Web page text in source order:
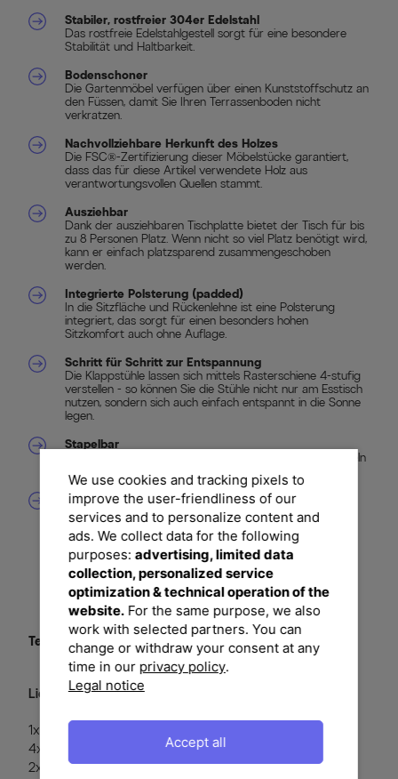
Stabiler, rostfreier 304er Edelstahl
Das rostfreie Edelstahlgestell sorgt für eine besondere
Stabilität und Haltbarkeit.
Bodenschoner
Die Gartenmöbel verfügen über einen Kunststoffschutz an
den Füssen, damit Sie Ihren Terrassenboden nicht
verkratzen.
Nachvollziehbare Herkunft des Holzes
Die FSC®-Zertifizierung dieser Möbelstücke garantiert,
dass das für diese Artikel verwendete Holz aus
verantwortungsvollen Quellen stammt.
Ausziehbar
Dank der ausziehbaren Tischplatte bietet der Tisch für bis
zu 8 Personen Platz. Wenn nicht so viel Platz benötigt wird,
kann er einfach platzsparend zusammengeschoben
werden.
Integrierte Polsterung (padded)
In die Sitzfläche und Rückenlehne ist eine Polsterung
integriert, das sorgt für einen besonders hohen
Sitzkomfort auch ohne Auflage.
Schritt für Schritt zur Entspannung
Die Klappstühle lassen sich mittels Rasterschiene 4-stufig
verstellen - so können Sie die Stühle nicht nur am Esstisch
nutzen, sondern sich auch einfach entspannt in die Sonne
legen.
Stapelbar
Dank ihrer besonderen Form lassen sich die Stühle stapeln
und damit platzsparend verstauen.
Hoher Sitzkomfort
Das für die Sitzfläche und Rückenlehne verwendete
Textilengewebe aus 75% Polyvinylchlorid und 25%
Polyester bietet neben einer sehr hohen
Witterungsbeständigkeit auch luftdurchlässige
Eigenschaften. Dadurch sitzt es sich ganz besonders
komfortabel auf diesen Stühlen - auch ohne
Polsterauflage.
Textil Material: 75% Polyvinylchlorid, 25% Polyester
Lieferumfang:
1x Ausziehtisch ca. 180/240 x 100 cm
4x Stapelsessel padded schwarz
2x Klappstühle schwarz
We use cookies and tracking pixels to
improve the user-friendliness of our
services and to personalize content and
ads. We collect data for the following
purposes: advertising, limited data
collection, personalized service
optimization & technical operation of the
website.For the same purpose, we also
work with selected partners. You can
change or withdraw your consent at any
time in our privacy policy.
Legal notice
Accept all